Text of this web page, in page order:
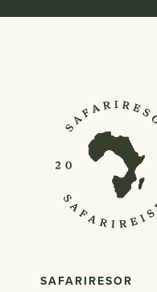
SAFARIRESOR